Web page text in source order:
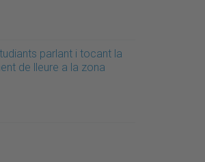
parlant i tocant la
de lleure a la zona